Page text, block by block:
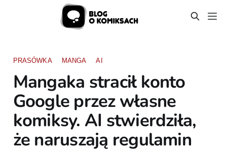
PRASÓWKA MANGA AI
Mangaka stracił konto
Google przez własne
komiksy. AI stwierdziła,
że naruszają regulamin